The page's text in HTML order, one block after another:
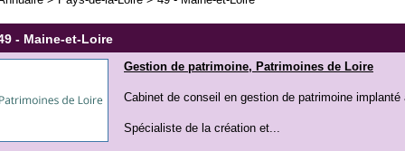
- Maine-et-Loire
Gestion de patrimoine, Patrimoines de Loire
Cabinet de conseil en gestion de patrimoine
Spécialiste de la création et...